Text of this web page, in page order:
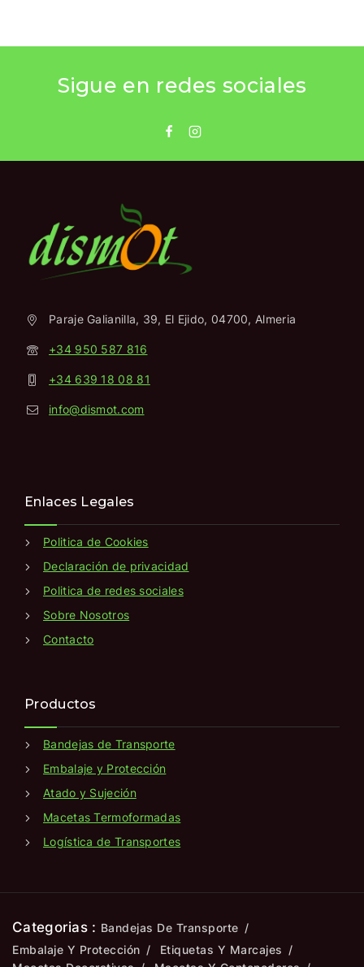
Sigue en redes sociales
Paraje Galianilla, 39, El Ejido, 04700, Almeria
+34 950 587 816
+34 639 18 08 81
info@dismot.com
Enlaces Legales
Politica de Cookies
Declaración de privacidad
Politica de redes sociales
Sobre Nosotros
Contacto
Productos
Bandejas de Transporte
Embalaje y Protección
Atado y Sujeción
Macetas Termoformadas
Logística de Transportes
Categorias : Bandejas De Transporte
Embalaje Y Protección
Etiquetas Y Marcajes